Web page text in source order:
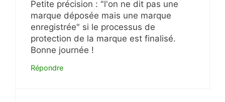
Petite précision : "l'on ne dit pas une
marque déposée mais une marque
enregistrée" si le processus de
protection de la marque est finalisé.
Bonne journée !
Répondre